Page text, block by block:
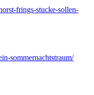
frings-stucke-sollen-
sommernachtstraum/